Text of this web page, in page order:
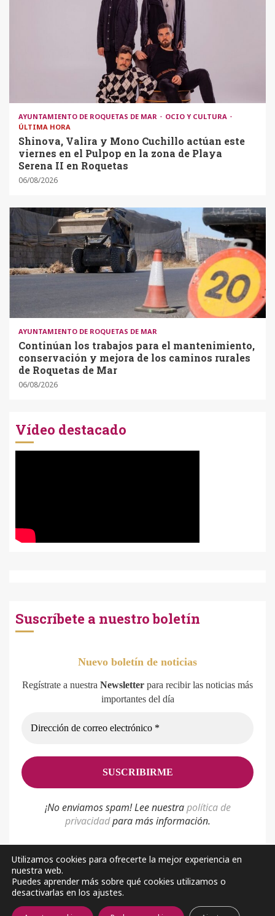
AYUNTAMIENTO DE ROQUETAS DE MAR
OCIO Y CULTURA
ÚLTIMA HORA
Shinova, Valira y Mono Cuchillo actúan este
viernes en el Pulpop en la zona de Playa
Serena II en Roquetas
06/08/2026
AYUNTAMIENTO DE ROQUETAS DE MAR
Continúan los trabajos para el mantenimiento,
conservación y mejora de los caminos rurales
de Roquetas de Mar
06/08/2026
Vídeo destacado
Suscríbete a nuestro boletín
Nuevo boletín de noticias
Regístrate a nuestra Newsletter para recibir las noticias más
importantes del día
¡No enviamos spam! Lee nuestrapolítica de
privacidadpara más información.
Política de privacidad Aviso Legal Sobre nosotros
Utilizamos cookies para ofrecerte la mejor experiencia en
nuestra web.
Puedes aprender más sobre qué cookies utilizamos o
desactivarlas en los ajustes.